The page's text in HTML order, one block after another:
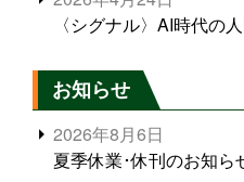
〈シグナル〉AI時代の
お知らせ
2026年8月6日
夏季休業･休刊のお知ら